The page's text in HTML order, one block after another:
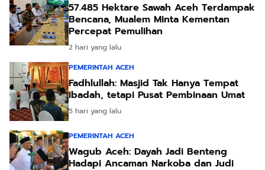
57.485 Hektare Sawah Aceh Terdampak
Bencana, Mualem Minta Kementan
Percepat Pemulihan
2 hari yang lalu
PEMERINTAH ACEH
Fadhlullah: Masjid Tak Hanya Tempat
Ibadah, tetapi Pusat Pembinaan Umat
5 hari yang lalu
PEMERINTAH ACEH
Wagub Aceh: Dayah Jadi Benteng
Hadapi Ancaman Narkoba dan Judi